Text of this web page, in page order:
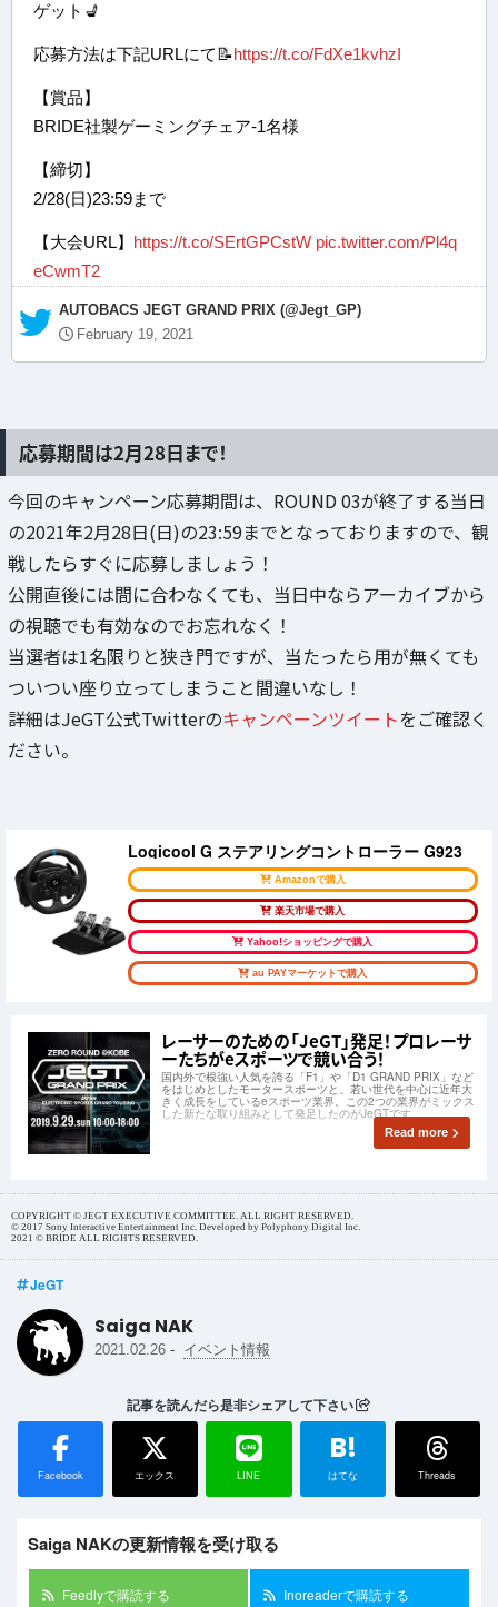
ゲット💺
応募方法は下記URLにて📝https://t.co/FdXe1kvhzI
【賞品】
BRIDE社製ゲーミングチェア-1名様
【締切】
2/28(日)23:59まで
【大会URL】 https://t.co/SErtGPCstW pic.twitter.com/Pl4q
eCwmT2
— AUTOBACS JEGT GRAND PRIX (@Jegt_GP)
February 19, 2021
応募期間は2月28日まで！
今回のキャンペーン応募期間は、ROUND 03が終了する当日
の2021年2月28日(日)の23:59までとなっておりますので、観
戦したらすぐに応募しましょう！
公開直後には間に合わなくても、当日中ならアーカイブから
の視聴でも有効なのでお忘れなく！
当選者は1名限りと狭き門ですが、当たったら用が無くても
ついつい座り立ってしまうこと間違いなし！
詳細はJeGT公式Twitterのキャンペーンツイートをご確認く
ださい。
Logicool G ステアリングコントローラー G923
Amazonで購入
楽天市場で購入
Yahoo!ショッピングで購入
au PAYマーケットで購入
レーサーのための「JeGT」発足！プロレーサ
ーたちがeスポーツで競い合う！
国内外で根強い人気を誇る「F1」や「D1 GRAND PRIX」など
をはじめとしたモータースポーツと、若い世代を中心に近年大
きく成長をしているeスポーツ業界。この2つの業界がミックス
した新たな取り組みとして発足したのがJeGTです。
Read more
COPYRIGHT © JEGT EXECUTIVE COMMITTEE. ALL RIGHT RESERVED.
© 2017 Sony Interactive Entertainment Inc. Developed by Polyphony Digital Inc.
2021 © BRIDE ALL RIGHTS RESERVED.
JeGT
Saiga NAK
2021.02.26 - イベント情報
記事を読んだら是非シェアして下さい
Facebook エックス LINE
B!
はてな Threads
Saiga NAKの更新情報を受け取る
Feedlyで購読する Inoreaderで購読する